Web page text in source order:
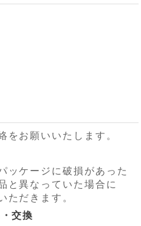
をお願いいたします。
ッケージに破損があった
と異なっていた場合に
ただきます。
交換